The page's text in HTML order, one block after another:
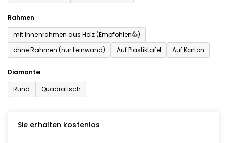
Rahmen
mit Innenrahmen aus Holz (Empfohlen👍)
ohne Rahmen (nur Leinwand)
Auf Plastiktafel Auf Karton
Diamante
Rund
Quadratisch
Sie erhalten kostenlos